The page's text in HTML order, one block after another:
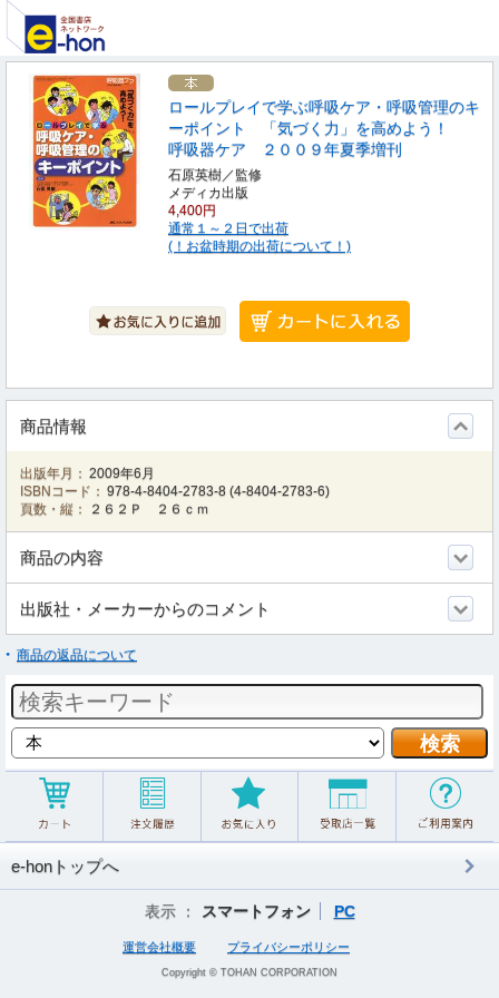
ロールプレイで学ぶ呼吸ケア・呼吸管理のキ
ーポイント 「気づく力」を高めよう！
呼吸器ケア ２００９年夏季増刊
石原英樹／監修
メディカ出版
4,400円
通常１～２日で出荷
(！お盆時期の出荷について！)
商品情報
出版年月： 2009年6月
ISBNコード： 978-4-8404-2783-8 (4-8404-2783-6)
頁数・縦：
２６２Ｐ ２６ｃｍ
商品の内容
出版社・メーカーからのコメント
商品の返品について
e-honトップへ
表示 ： スマートフォン PC
運営会社概要 プライバシーポリシー
Copyright © TOHAN CORPORATION